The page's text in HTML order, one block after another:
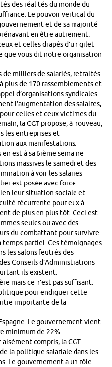
des réalités du monde du
Le pouvoir vertical du
et de sa majorité
en être autrement.
et celles drapés d’un gilet
que vous dit notre organisation
de milliers de salariés, retraités
plus de 170 rassemblements et
d’organisations syndicales
l’augmentation des salaires,
celles et ceux victimes du
la CGT propose, à nouveau,
les entreprises et
aux manifestations.
est à sa 6ième semaine
massives le samedi et des
à voir les salaires
est posée avec force
leur situation sociale et
récurrente pour eux à
de plus en plus tôt. Ceci est
seules ou avec des
du combattant pour survivre
temps partiel. Ces témoignages
les salons feutrés des
Conseils d’Administrations
ils existent.
mais ce n’est pas suffisant.
pour endiguer cette
importante de la
Le gouvernement vient
minimum de 22%.
aisément compris, la CGT
la politique salariale dans les
Le gouvernement a un rôle